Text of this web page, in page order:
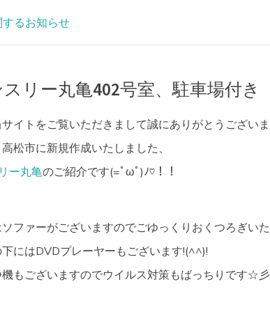
るお知らせ
リー丸亀402号室、駐車場付き
イトをご覧いただきまして誠にありがとうござい
松市に新規作成いたしました、
ー丸亀のご紹介です(=ﾟωﾟ)ﾉ♡！！
ファーがございますのでごゆっくりおくつろぎい
にはDVDプレーヤーもございます!(^^)!
機もございますのでウイルス対策もばっちりです☆彡